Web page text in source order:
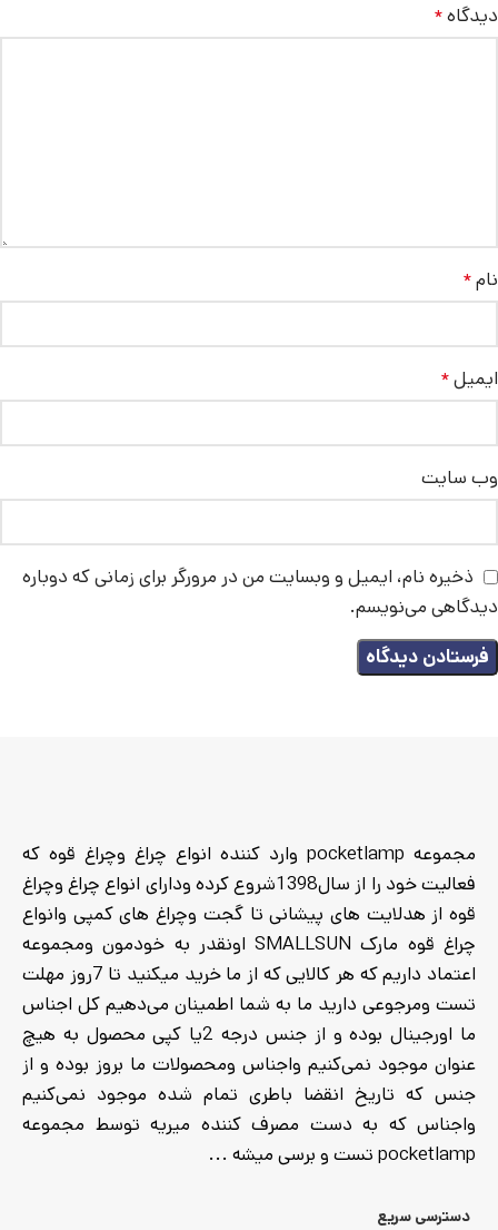
دیدگاه*
نام*
ایمیل*
وب‌ سایت
ذخیره نام، ایمیل و وبسایت من در مرورگر برای زمانی که دوباره
دیدگاهی می‌نویسم.
مجموعه pocketlamp وارد کننده انواع چراغ وچراغ قوه که
فعالیت خود را از سال1398شروع کرده ودارای انواع چراغ وچراغ
قوه از هدلایت های پیشانی تا گجت وچراغ های کمپی وانواع
چراغ قوه مارک SMALLSUN اونقدر به خودمون ومجموعه
اعتماد داریم که هر کالایی که از ما خرید میکنید تا 7روز مهلت
تست ومرجوعی دارید ما به شما اطمینان می‌دهیم کل اجناس
ما اورجینال بوده و از جنس درجه 2یا کپی محصول به هیچ
عنوان موجود نمی‌کنیم واجناس ومحصولات ما بروز بوده و از
جنس که تاریخ انقضا باطری تمام شده موجود نمی‌کنیم
واجناس که به دست مصرف کننده میریه توسط مجموعه
pocketlamp تست و برسی میشه ...
دسترسی سریع